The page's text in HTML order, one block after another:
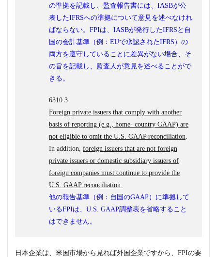
の準拠を記載し、監査報告書には、IASBが公
表したIFRSへの準拠について意見を述べなけれ
ばならない。FPIは、IASBが発行したIFRSと自
国の会計基準（例：EUで承認されたIFRS）の
両方を遵守していることに差異がない場合、そ
の旨を記載し、監査人が意見を述べることがで
きる。
6310.3
Foreign private issuers that comply with another
basis of reporting (e.g., home- country GAAP) are
not eligible to omit the U.S. GAAP reconciliation.
In addition, foreign issuers that are not foreign
private issuers or domestic subsidiary issuers of
foreign companies must continue to provide the
U.S. GAAP reconciliation.
他の報告基準（例：自国のGAAP）に準拠して
いるFPIは、U.S. GAAP調整表を省略すること
はできません。
日本企業は、米国市場から見れば外国企業ですから、FPIの要